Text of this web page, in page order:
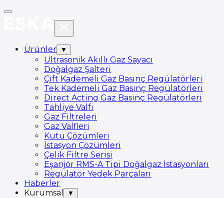
Ürünler ▼
Ultrasonik Akıllı Gaz Sayacı
Doğalgaz Şalteri
Çift Kademeli Gaz Basınç Regülatörleri
Tek Kademeli Gaz Basınç Regülatörleri
Direct Acting Gaz Basınç Regülatörleri
Tahliye Valfi
Gaz Filtreleri
Gaz Valfleri
Kutu Çözümleri
İstasyon Çözümleri
Çelik Filtre Serisi
Eşanjör RMS-A Tipi Doğalgaz İstasyonları
Regülatör Yedek Parçaları
Haberler
Kurumsal
▼